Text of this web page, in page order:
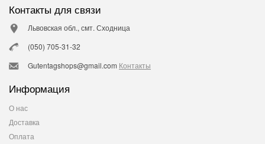
Контакты для связи
Львовская обл., смт. Сходница
(050) 705-31-32
Gutentagshops@gmail.com Контакты
Информация
О нас
Доставка
Оплата